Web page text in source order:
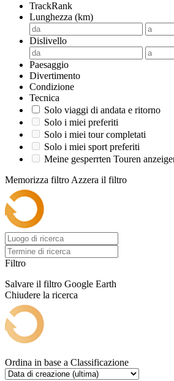
TrackRank
Lunghezza (km)
Dislivello
Paesaggio
Divertimento
Condizione
Tecnica
Solo viaggi di andata e ritorno
Solo i miei preferiti
Solo i miei tour completati
Solo i miei sport preferiti
Meine gesperrten Touren
Memorizza filtro Azzera il filtro
Filtro
Salvare il filtro Google Earth
Chiudere la ricerca
Ordina in base a Classificazione